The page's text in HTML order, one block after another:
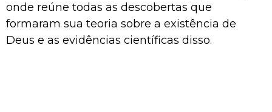
onde reúne todas as descobertas que
formaram sua teoria sobre a existência de
Deus e as evidências científicas disso.